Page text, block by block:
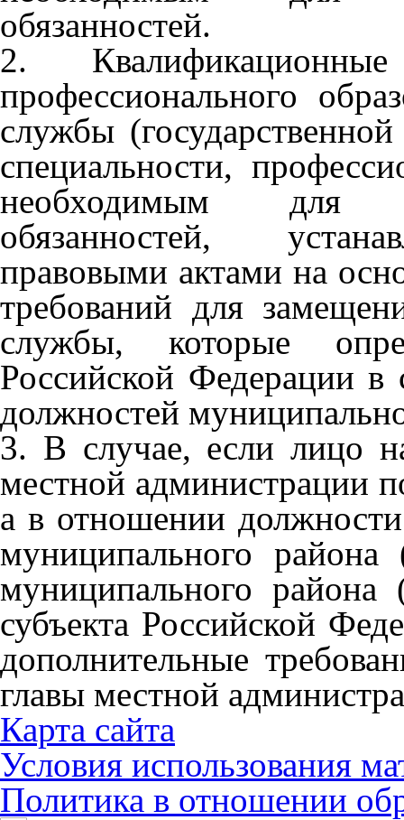
обязанностей.
2.
профессионального
службы
специальности,
необходимым для
обязанностей,
правовыми актами на
требований для
службы, которые
Российской Федерации в
должностей
3. В случае, если лицо
местной администрации
а в отношении
муниципального района
муниципального района
субъекта Российской
дополнительные
главы местной
Карта сайта
Условия использования
Политика в отношении